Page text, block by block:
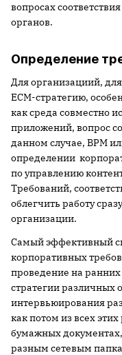
вопросах
органов.
Определение
Для организациий,
ECM-стратегию,
как среда совместно
приложений, вопрос
данном случае, BPM
определении
по управлению
Требований,
облегчить работу
организации.
Самый эффективный
корпоративных
проведение на ранних
стратегии различных
интервьюирования
как потом из всех
бумажных
разным сетевым